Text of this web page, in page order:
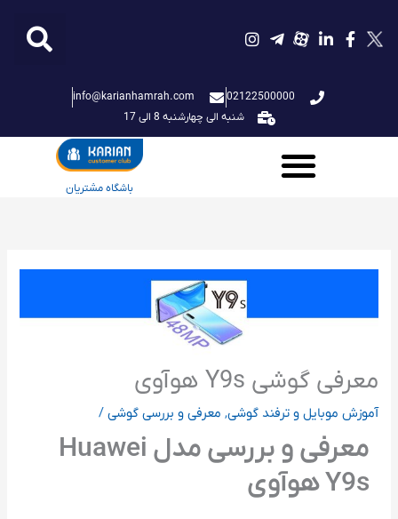
محتوا
02122500000
info@karianhamrah.com
شنبه الی چهارشنبه 8 الی 17
باشگاه مشتریان
معرفی گوشی Y9s هوآوی
آموزش موبایل و ترفند گوشی, معرفی و بررسی گوشی /
معرفی و بررسی مدل Huawei
Y9s هوآوی